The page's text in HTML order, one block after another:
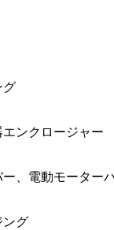
グ
ンクロージャー
、電動モーター
ング